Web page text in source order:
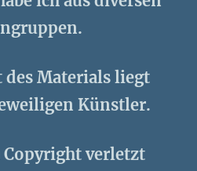
des Materials liegt
Künstler.
verletzt